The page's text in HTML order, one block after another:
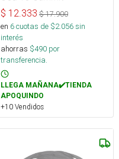
$ 12.333 $17.900
en 6cuotas de $2.056sin
interés
ahorras $490 por
transferencia.
LLEGA MAÑANA✔️TIENDA
APOQUINDO
+10 Vendidos